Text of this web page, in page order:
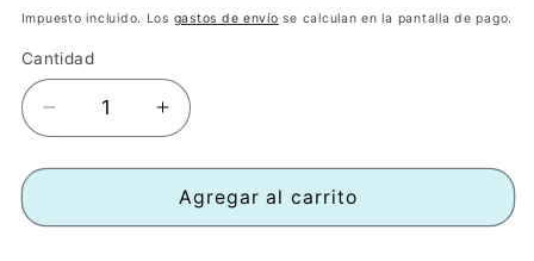
habitual
Impuesto incluido. Los gastos de envío se calculan en la pantalla de pago.
Cantidad
Reducir
cantidad
para
Huevo
Aumentar
cantidad
para
Huevo
Huevo
Agregar al carrito